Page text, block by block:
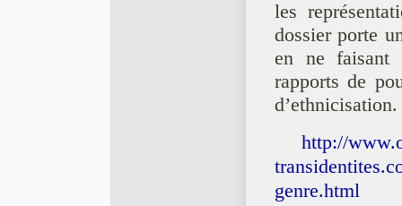
les
dossier porte
en ne faisant
rapports de
d’ethnicisation.
http://
genre.html